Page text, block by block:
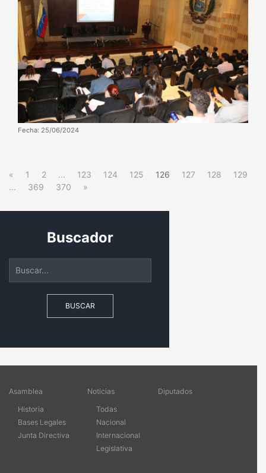
Fecha: 25/06/2024
« 1 2 ... 123 124 125 126 127 128
129
...
369 370 »
Buscador
BUSCAR
Asamblea
Historia
Bases Legales
Junta Directiva
Noticias
Todas
Nacional
Internacional
Legislativa
Diputados